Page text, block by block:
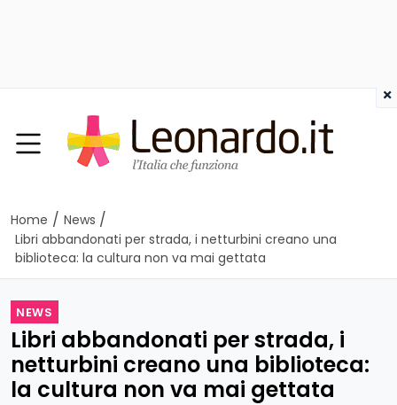
Home / News /
Libri abbandonati per strada, i netturbini creano una
biblioteca: la cultura non va mai gettata
NEWS
Libri abbandonati per strada, i
netturbini creano una biblioteca:
la cultura non va mai gettata
×